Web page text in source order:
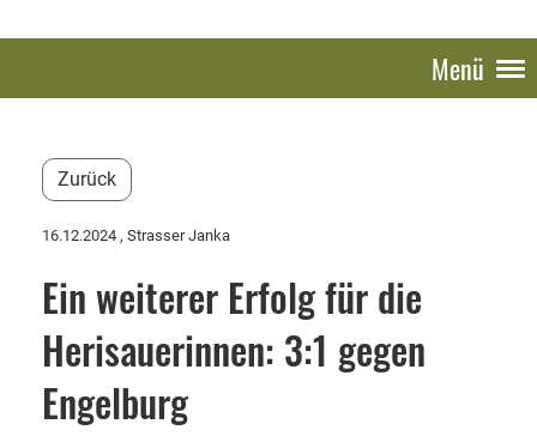
Menü
Zurück
16.12.2024 , Strasser Janka
Ein weiterer Erfolg für die
Herisauerinnen: 3:1 gegen
Engelburg